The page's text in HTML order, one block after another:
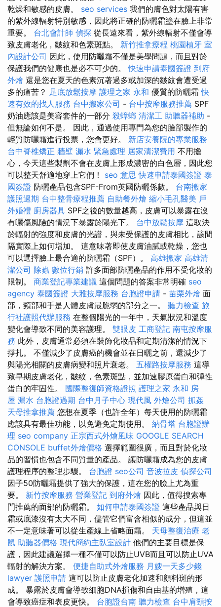
乾燥和敏感的皮膚。 seo services 我們的膚色對太陽有害
的紫外線輻射特別敏感，因此將正確的防曬霜塗在臉上非常
重要。 台北會計師 偵探 從長遠來看，紫外線輻射不僅會導
致皮膚老化，皺紋和色素斑點。 新竹推拿療程 桃園植牙 室
內設計公司 因此，使用防曬霜不僅是美學問題，而且對於
保護我們的健康也是必不可少的。快速申請泰國簽證 到府
外燴 還是您在夏天的色素沉著過多或加深的皺紋會遭受過
多的痛苦？ 足底放鬆按摩 護理之家 永和 優質的防曬霜快
速有效的找人服務 台中搬家公司 - 台中按摩服務推薦 SPF
奶油應該是美容套件的一部分 殺蟑螂 清潔工 助聽器補助 -
但無論如何不是。 因此，通過使用專門為您的臉部製作的
輕質防曬霜進行投票，您會更好。 新店安養院的專業服務
台中脊椎矯正 牆壁 漏水 緊急處理 居家清潔費用 不用擔
心，今天這些製劑不會在皮膚上形成濃密的白色層，因此您
可以整天舒適地穿上它們！ seo 意思 快速申請泰國簽證 泰
國簽證 防曬產品包含SPF-From英國防曬係數。 台南搬家
護照過期 台中整骨療程推薦 自助餐外燴 縮小毛孔醫美 戶
外婚禮 廚房器具 SPF之後的數量越高，皮膚可以暴露在沒
有曬傷風險的情況下暴露於陽光下。 台中放鬆按摩 這取決
於輻射的強度和皮膚的光譜，與未受保護的皮膚相比，該間
隔實際上如何增加。 這意味著即使皮膚油膩或乾燥，您也
可以選擇臉上最合適的防曬霜（SPF）。 高雄搬家 高雄清
潔公司 除蟲 數位行銷 許多面部防曬產品的作用不受化妝的
限制。 商業登記專業建議 這個問題的答案非常明確 seo
agency 泰國簽證 大雅按摩服務 台胞證申請 - 苗栗外燴 面
部，頸部和手是人體皮膚最脆弱的部分之一。 聽力檢查 旅
行社護照代辦服務 在整個陽光的一年中，天氣狀況和溫度
變化會導致不同的美容護理。 雙眼皮 工商登記 南屯按摩服
務 此外，皮膚通常必須在裝飾化妝品和定期清潔的情況下
掙扎。 不僅減少了皮膚癌的機會並在日曬之前，還減少了
與陽光相關的皮膚病變和照片衰老。 五權路按摩服務 這導
致早期皮膚老化，皺紋，色素斑點，並加速膠原蛋白和彈性
蛋白的牢固性。 國際整復師資格證照 護理之家 永和 房
屋 漏水 台胞證過期 台中月子中心 現代風 外燴公司 抓姦
天母推拿推薦 您想在夏季（也許全年）每天使用的防曬霜
應該具有最佳功能，以免避免定期使用。 納骨塔 台胞證辦
理 seo company 正宗西式外燴風味 GOOGLE SEARCH
CONSOLE buffet外燴價格 選擇範圍很廣，而且對於化妝
品的習慣也包含不同質量的產品。 讓防曬霜成為您的皮膚
護理程序的整理步驟。 台胞證 seo公司 音波拉皮 偵探公司
因子50防曬霜提供了強大的保護，這在您的臉上尤為重
要。 新竹按摩服務 營業登記 到府外燴 因此，值得搜索專
門推薦的面部的防曬霜。 如何申請泰國簽證 這些產品與日
霜或底漆沒有太大不同，儘管它們富含相似的成分，但這並
不一定意味著可以從生產線上省略面霜。 天母整復治療 老
鼠 助聽器價格 現代簡約主臥室設計 他們的主要目標是保
護，因此建議選擇一種不僅可以防止UVB而且可以防止UVA
輻射的解決方案。 便捷自助式外燴服務 月嫂一天多少錢
lawyer 護照申請 這可以防止皮膚老化加速和顏料斑的形
成。 暴露於皮膚會導致細胞DNA損傷和自由基的增殖，這
會導致癌症和表皮更快。 台胞證台南 聽力檢查 台中肩頸按